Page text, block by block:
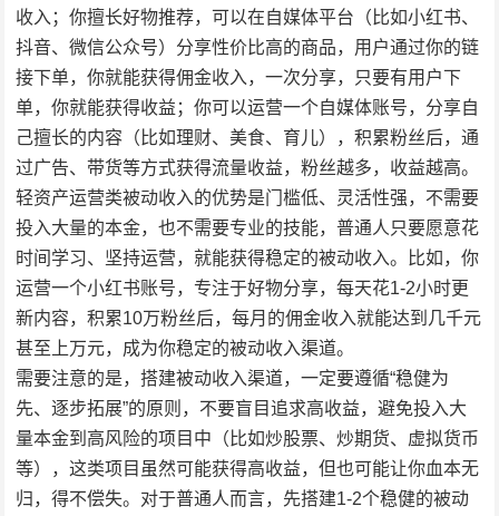
收入；你擅长好物推荐，可以在自媒体平台（比如小红书、
抖音、微信公众号）分享性价比高的商品，用户通过你的链
接下单，你就能获得佣金收入，一次分享，只要有用户下
单，你就能获得收益；你可以运营一个自媒体账号，分享自
己擅长的内容（比如理财、美食、育儿），积累粉丝后，通
过广告、带货等方式获得流量收益，粉丝越多，收益越高。
轻资产运营类被动收入的优势是门槛低、灵活性强，不需要
投入大量的本金，也不需要专业的技能，普通人只要愿意花
时间学习、坚持运营，就能获得稳定的被动收入。比如，你
运营一个小红书账号，专注于好物分享，每天花1-2小时更
新内容，积累10万粉丝后，每月的佣金收入就能达到几千元
甚至上万元，成为你稳定的被动收入渠道。
需要注意的是，搭建被动收入渠道，一定要遵循“稳健为
先、逐步拓展”的原则，不要盲目追求高收益，避免投入大
量本金到高风险的项目中（比如炒股票、炒期货、虚拟货币
等），这类项目虽然可能获得高收益，但也可能让你血本无
归，得不偿失。对于普通人而言，先搭建1-2个稳健的被动